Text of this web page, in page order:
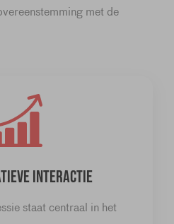
met de
INTERACTIE
staat centraal in het